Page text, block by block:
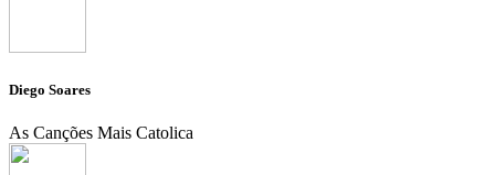
Diego Soares
As Canções Mais Catolica